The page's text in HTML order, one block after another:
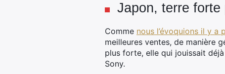
Japon, terre
Comme nous l’évoquions il y a
meilleures ventes, de manière
plus forte, elle qui jouissait
Sony.